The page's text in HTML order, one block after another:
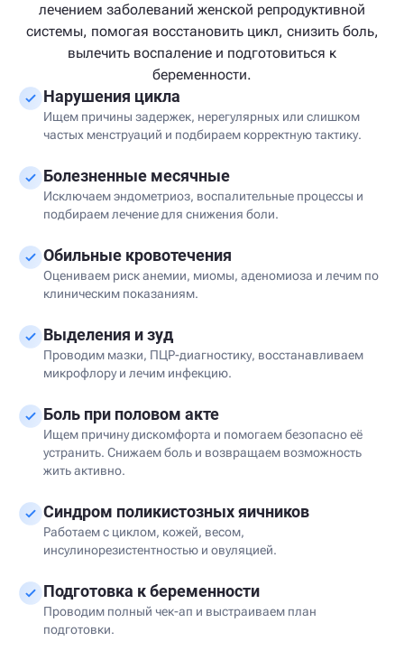
лечением заболеваний женской репродуктивной
системы, помогая восстановить цикл, снизить боль,
вылечить воспаление и подготовиться к
беременности.
Нарушения цикла
Ищем причины задержек, нерегулярных или слишком
частых менструаций и подбираем корректную тактику.
Болезненные месячные
Исключаем эндометриоз, воспалительные процессы и
подбираем лечение для снижения боли.
Обильные кровотечения
Оцениваем риск анемии, миомы, аденомиоза и лечим по
клиническим показаниям.
Выделения и зуд
Проводим мазки, ПЦР-диагностику, восстанавливаем
микрофлору и лечим инфекцию.
Боль при половом акте
Ищем причину дискомфорта и помогаем безопасно её
устранить. Снижаем боль и возвращаем возможность
жить активно.
Синдром поликистозных яичников
Работаем с циклом, кожей, весом,
инсулинорезистентностью и овуляцией.
Подготовка к беременности
Проводим полный чек-ап и выстраиваем план
подготовки.